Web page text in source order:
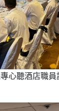
心聽酒店職